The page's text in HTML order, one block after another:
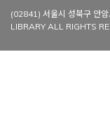
(02841) 서울시 성북구 안
LIBRARY ALL RIGHTS